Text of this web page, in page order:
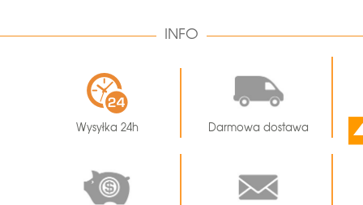
INFO
Wysyłka 24h Darmowa dostawa